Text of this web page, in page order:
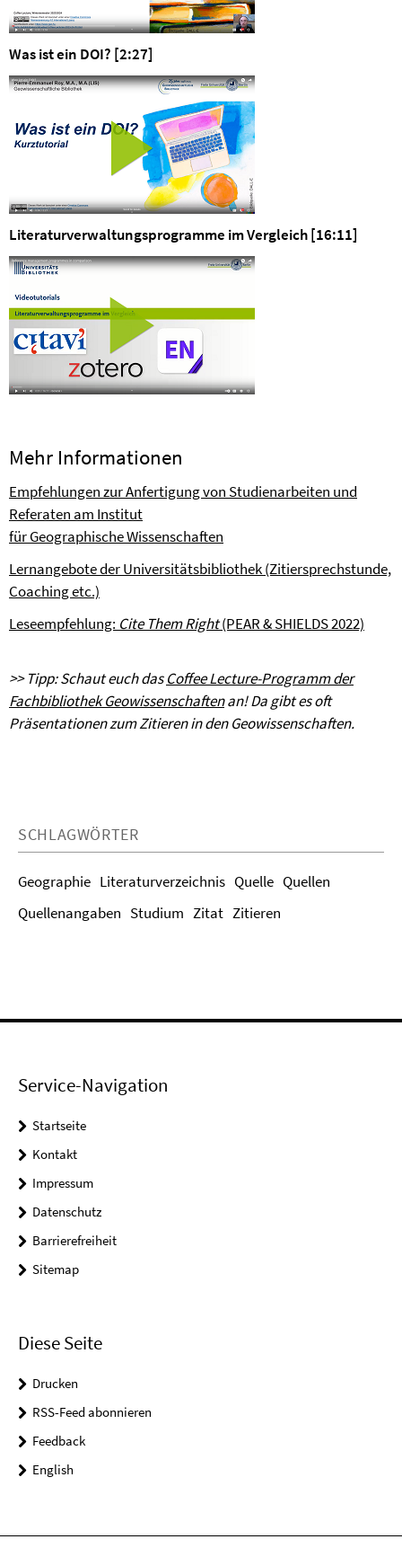
Was ist ein DOI? [2:27]
Literaturverwaltungsprogramme im Vergleich [16:11]
Mehr Informationen
Empfehlungen zur Anfertigung von Studienarbeiten und
Referaten am Institut
für Geographische Wissenschaften
Lernangebote der Universitätsbibliothek (Zitiersprechstunde,
Coaching etc.)
Leseempfehlung: Cite Them Right(PEAR & SHIELDS 2022)
>> Tipp: Schaut euch dasCoffee Lecture-Programm der
Fachbibliothek Geowissenschaftenan! Da gibt es oft
Präsentationen zum Zitieren in den Geowissenschaften.
SCHLAGWÖRTER
Geographie Literaturverzeichnis Quelle Quellen
Quellenangaben Studium Zitat Zitieren
Service-Navigation
Startseite
Kontakt
Impressum
Datenschutz
Barrierefreiheit
Sitemap
Diese Seite
Drucken
RSS-Feed abonnieren
Feedback
English